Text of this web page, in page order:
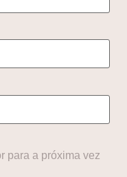
para a próxima vez